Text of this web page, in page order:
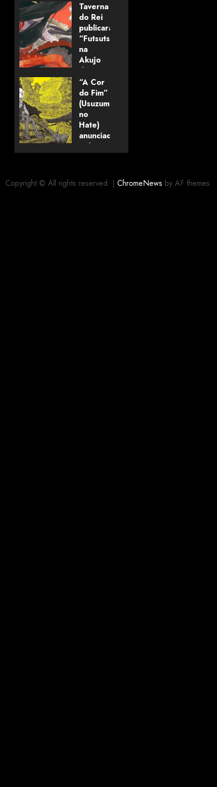
Taverna
do Rei
publicará
“Futsutsuka
na
Akujo
dewa
Gozaimasu
ga”
(mangá)
05/08/2026
0
“A Cor
do Fim”
(Usuzumi
no
Hate)
anunciado
pela
Copyright © All rights reserved. | ChromeNews by AF themes.